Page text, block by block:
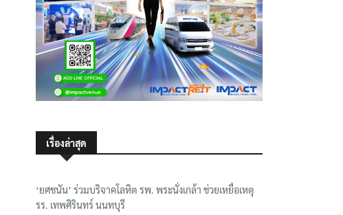
เรื่องล่าสุด
‘ยศชนัน’ ร่วมบริจาคโลหิต รพ. พระนั่งเกล้า ช่วยเหยื่อเหตุ
รร. เทพศิรินทร์ นนทบุรี